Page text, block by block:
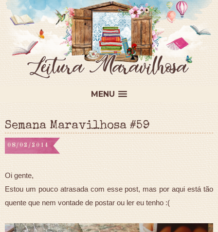
MENU
Semana Maravilhosa #59
08/02/2014
Oi gente,
Estou um pouco atrasada com esse post, mas por aqui está tão
quente que nem vontade de postar ou ler eu tenho :(